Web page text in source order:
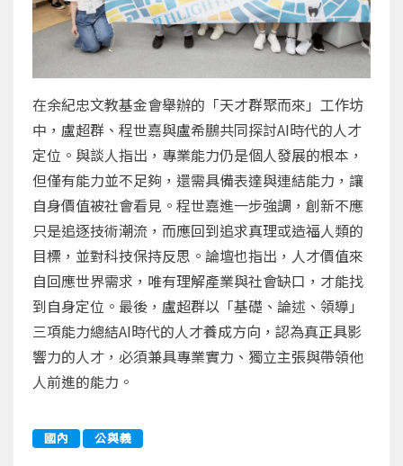
在余紀忠文教基金會舉辦的「天才群聚而來」工作坊
中，盧超群、程世嘉與盧希鵬共同探討AI時代的人才
定位。與談人指出，專業能力仍是個人發展的根本，
但僅有能力並不足夠，還需具備表達與連結能力，讓
自身價值被社會看見。程世嘉進一步強調，創新不應
只是追逐技術潮流，而應回到追求真理或造福人類的
目標，並對科技保持反思。論壇也指出，人才價值來
自回應世界需求，唯有理解產業與社會缺口，才能找
到自身定位。最後，盧超群以「基礎、論述、領導」
三項能力總結AI時代的人才養成方向，認為真正具影
響力的人才，必須兼具專業實力、獨立主張與帶領他
人前進的能力。
國內 公與義